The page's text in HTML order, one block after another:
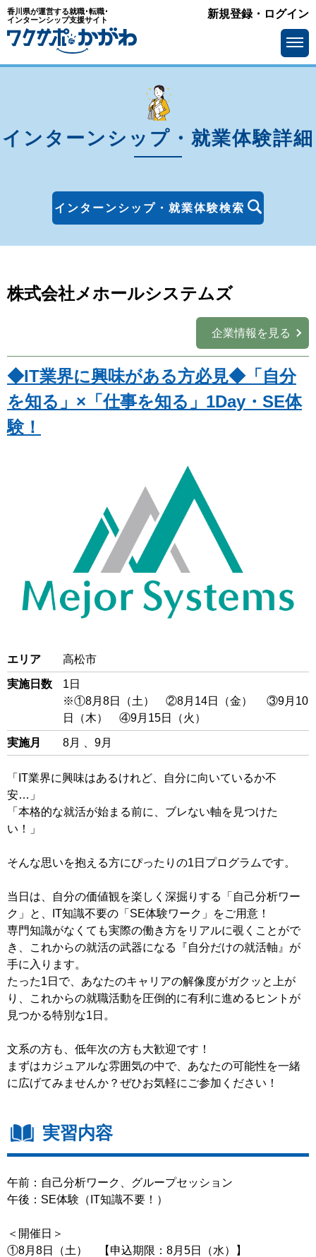
香川県が運営する就職･転職･
インターンシップ支援サイト
新規登録・ログイン
インターンシップ・就業体験詳細
インターンシップ・就業体験検索
エリアを選ぶ
高松市
東かがわ市 三豊市
直島町
宇多津町 綾川町
業種を選ぶ
検索
株式会社メホールシステムズ
企業情報を見る
◆IT業界に興味がある方必見◆「自分
を知る」×「仕事を知る」1Day・SE体
験！
エリア 高松市
実施日数
1日
※①8月8日（土） ②8月14日（金） ③9月10
日（木） ④9月15日（火）
実施月 8月 、9月
「IT業界に興味はあるけれど、自分に向いているか不
安…」
「本格的な就活が始まる前に、ブレない軸を見つけた
い！」
そんな思いを抱える方にぴったりの1日プログラムです。
当日は、自分の価値観を楽しく深掘りする「自己分析ワー
ク」と、IT知識不要の「SE体験ワーク」をご用意！
専門知識がなくても実際の働き方をリアルに覗くことがで
き、これからの就活の武器になる『自分だけの就活軸』が
手に入ります。
たった1日で、あなたのキャリアの解像度がガクッと上が
り、これからの就職活動を圧倒的に有利に進めるヒントが
見つかる特別な1日。
文系の方も、低年次の方も大歓迎です！
まずはカジュアルな雰囲気の中で、あなたの可能性を一緒
に広げてみませんか？ぜひお気軽にご参加ください！
実習内容
午前：自己分析ワーク、グループセッション
午後：SE体験（IT知識不要！）
＜開催日＞
①8月8日（土） 【申込期限：8月5日（水）】